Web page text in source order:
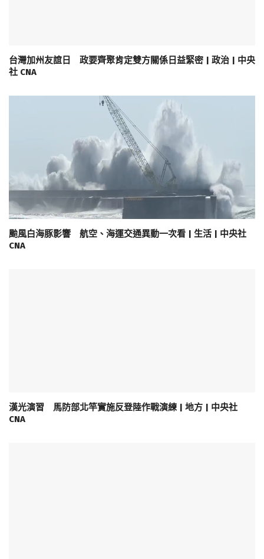
台灣加州友誼日 政要齊聚肯定雙方關係日益緊密 | 政治 | 中央
社 CNA
颱風白海豚影響 航空、海運交通異動一次看 | 生活 | 中央社
CNA
漢光演習 馬防部北竿實施反登陸作戰演練 | 地方 | 中央社
CNA